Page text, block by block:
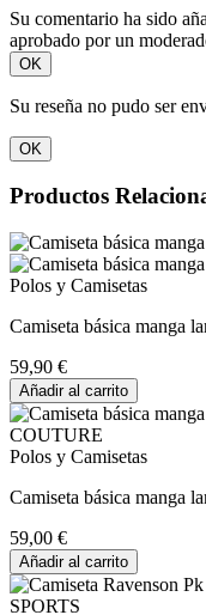
Su comentario ha sido
aprobado por un
OK
Su reseña no pudo ser
OK
Productos
Polos y Camisetas
Camiseta básica manga
59,90 €
Añadir al carrito
Polos y Camisetas
Camiseta básica manga
59,00 €
Añadir al carrito